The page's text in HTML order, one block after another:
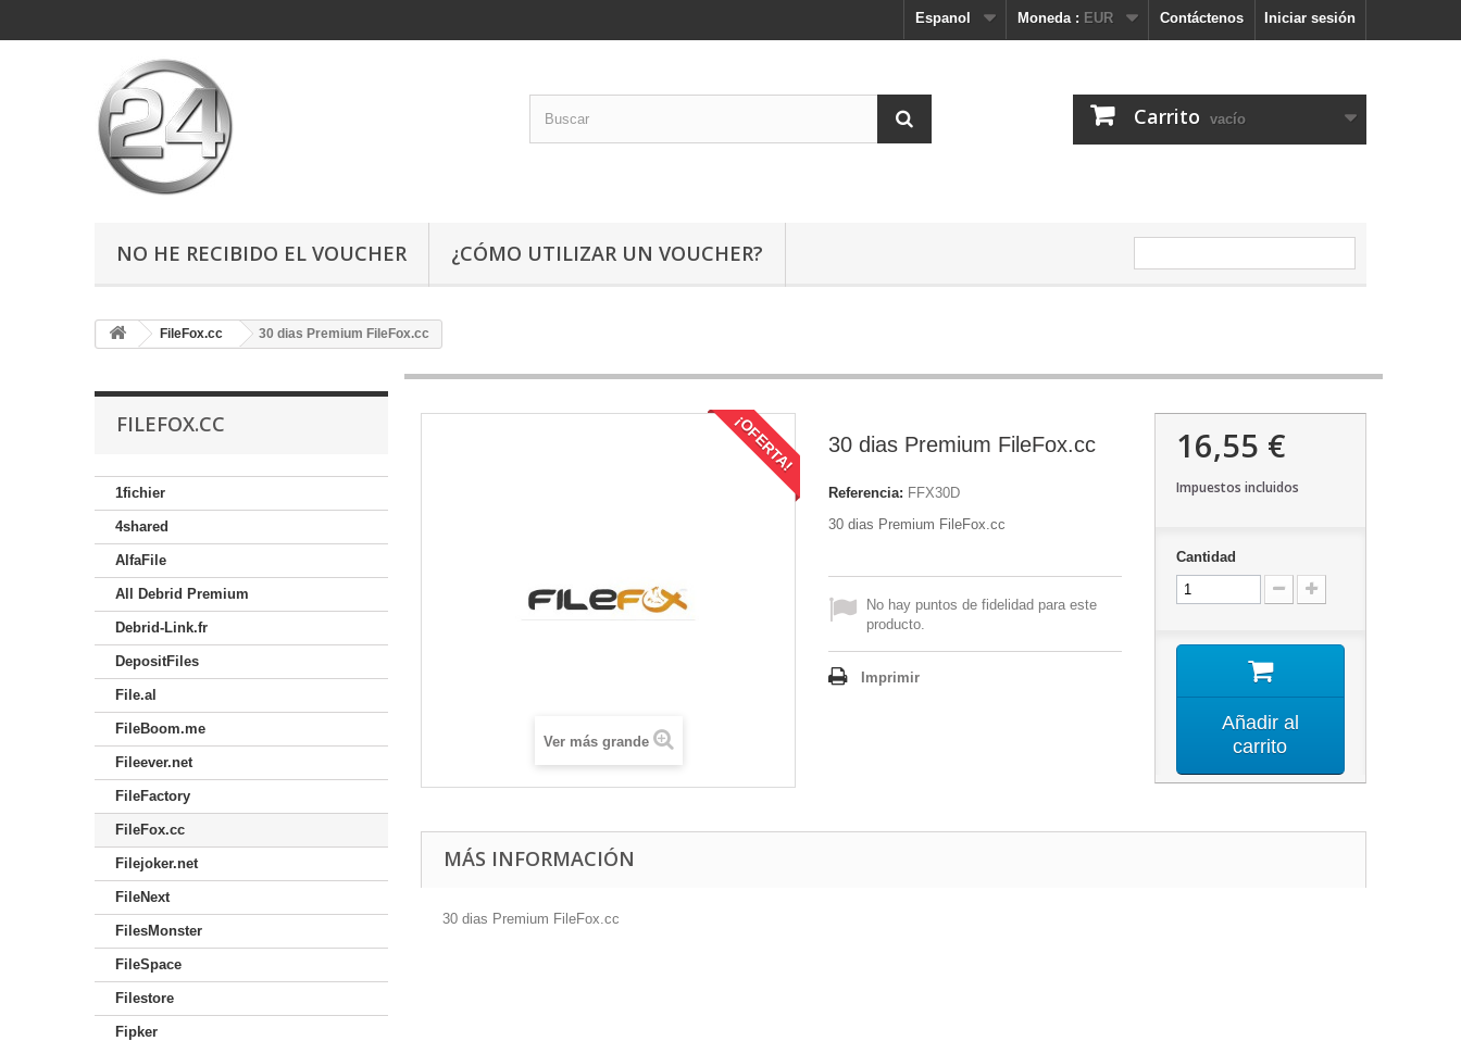
Iniciar sesión
Contáctenos
Moneda : EUR
Espanol
Carrito vacío
NO HE RECIBIDO EL VOUCHER ¿CÓMO UTILIZAR UN VOUCHER?
FileFox.cc 30 dias Premium FileFox.cc
FILEFOX.CC
1fichier
4shared
AlfaFile
All Debrid Premium
Debrid-Link.fr
DepositFiles
File.al
FileBoom.me
Fileever.net
FileFactory
FileFox.cc
Filejoker.net
FileNext
FilesMonster
FileSpace
Filestore
Fipker
¡OFERTA!
Ver más grande
30 dias Premium FileFox.cc
Referencia: FFX30D
30 dias Premium FileFox.cc
No hay puntos de fidelidad para este
producto.
Imprimir
16,55 €
Impuestos incluidos
Cantidad
Añadir al
carrito
MÁS INFORMACIÓN
30 dias Premium FileFox.cc